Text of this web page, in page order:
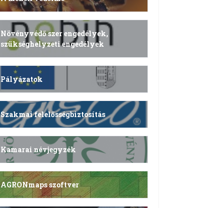
Növényvédő szer engedélyek,
szükséghelyzeti engedélyek
Pályázatok
Szakmai felelősségbiztosítás
Kamarai névjegyzék
AGRONmaps szoftver